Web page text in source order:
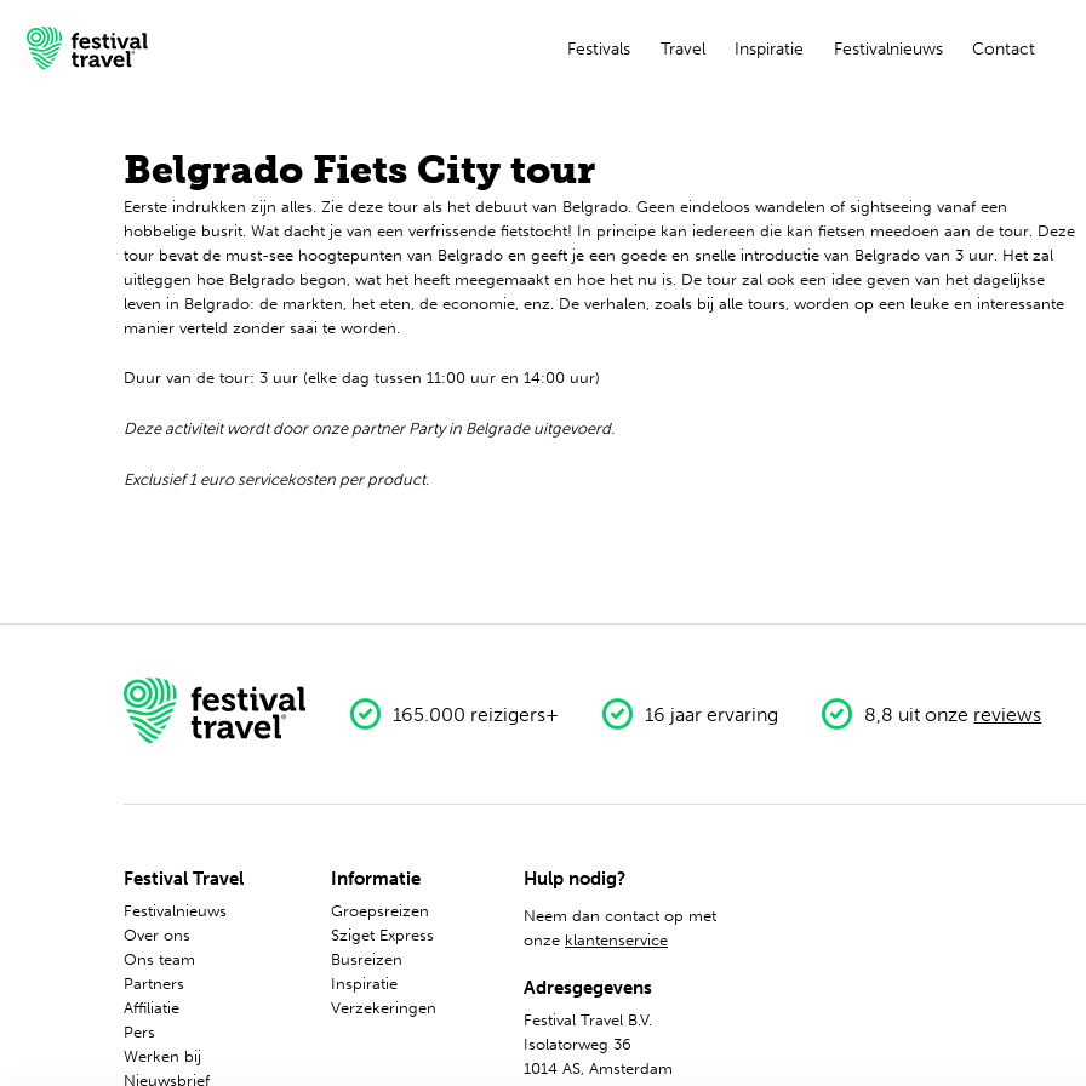
Festivals Travel Inspiratie Festivalnieuws Contact
Festivals
Travel
Inspiratie
Festivalnieuws
Contact
Belgrado Fiets City tour
Eerste indrukken zijn alles. Zie deze tour als het debuut van Belgrado. Geen eindeloos wandelen of sightseeing vanaf een
hobbelige busrit. Wat dacht je van een verfrissende fietstocht! In principe kan iedereen die kan fietsen meedoen aan de tour. Deze
tour bevat de must-see hoogtepunten van Belgrado en geeft je een goede en snelle introductie van Belgrado van 3 uur. Het zal
uitleggen hoe Belgrado begon, wat het heeft meegemaakt en hoe het nu is. De tour zal ook een idee geven van het dagelijkse
leven in Belgrado: de markten, het eten, de economie, enz. De verhalen, zoals bij alle tours, worden op een leuke en interessante
manier verteld zonder saai te worden.
Duur van de tour: 3 uur (elke dag tussen 11:00 uur en 14:00 uur)
Deze activiteit wordt door onze partner Party in Belgrade uitgevoerd.
Exclusief 1 euro servicekosten per product.
165.000 reizigers+ 16 jaar ervaring 8,8 uit onze reviews
Festival Travel
Festivalnieuws
Over ons
Ons team
Partners
Affiliatie
Pers
Werken bij
Nieuwsbrief
Informatie
Groepsreizen
Sziget Express
Busreizen
Inspiratie
Verzekeringen
Hulp nodig?
Neem dan contact op met
onze klantenservice
Adresgegevens
Festival Travel B.V.
Isolatorweg 36
1014 AS, Amsterdam